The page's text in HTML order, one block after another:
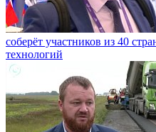
соберёт участников из 40
технологий